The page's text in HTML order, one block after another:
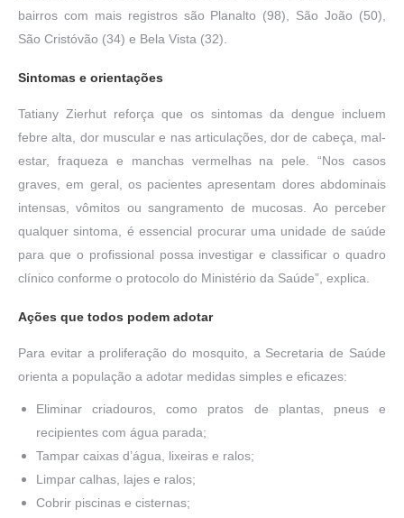
bairros com mais registros são Planalto (98), São João (50),
São Cristóvão (34) e Bela Vista (32).
Sintomas e orientações
Tatiany Zierhut reforça que os sintomas da dengue incluem
febre alta, dor muscular e nas articulações, dor de cabeça, mal-
estar, fraqueza e manchas vermelhas na pele. “Nos casos
graves, em geral, os pacientes apresentam dores abdominais
intensas, vômitos ou sangramento de mucosas. Ao perceber
qualquer sintoma, é essencial procurar uma unidade de saúde
para que o profissional possa investigar e classificar o quadro
clínico conforme o protocolo do Ministério da Saúde”, explica.
Ações que todos podem adotar
Para evitar a proliferação do mosquito, a Secretaria de Saúde
orienta a população a adotar medidas simples e eficazes:
Eliminar criadouros, como pratos de plantas, pneus e
recipientes com água parada;
Tampar caixas d’água, lixeiras e ralos;
Limpar calhas, lajes e ralos;
Cobrir piscinas e cisternas;